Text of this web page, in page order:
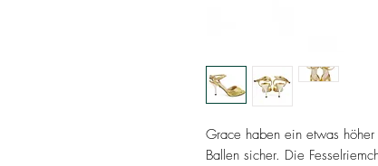
Grace haben ein etwas höher
Ballen sicher. Die